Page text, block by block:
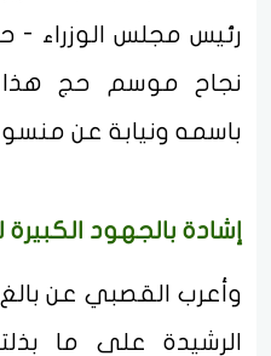
رئيس مجلس الوزراء -
باسمه ونيابة عن
إشادة بالجهود
وأعرب القصبي عن
الرشيدة على ما